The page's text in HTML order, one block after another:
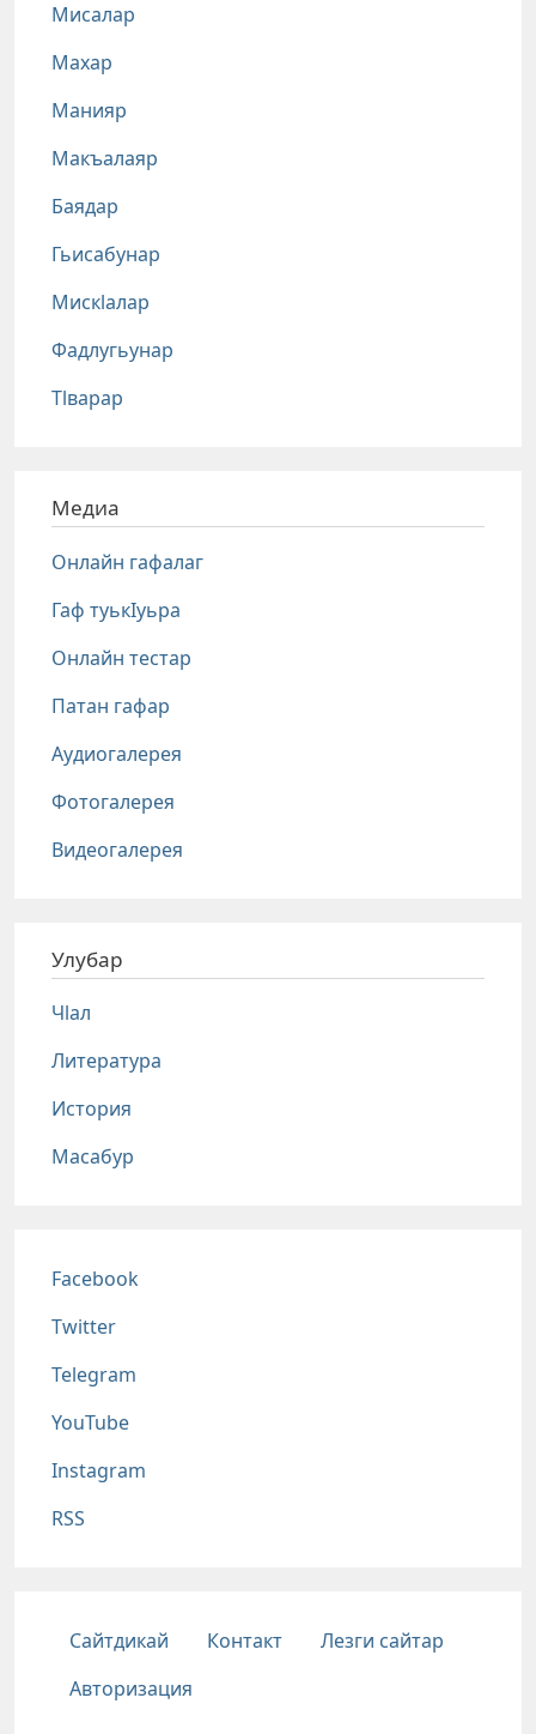
Мисалар
Махар
Манияр
Макъалаяр
Баядар
Гьисабунар
Мискlалар
Фадлугьунар
Тlварар
Медиа
Онлайн гафалаг
Гаф туькIуьра
Онлайн тестар
Патан гафар
Аудиогалерея
Фотогалерея
Видеогалерея
Улубар
Чlал
Литература
История
Масабур
Соц сети
Facebook
Twitter
Telegram
YouTube
Instagram
RSS
Подвал
Сайтдикай Контакт
Лезги сайтар
Авторизация